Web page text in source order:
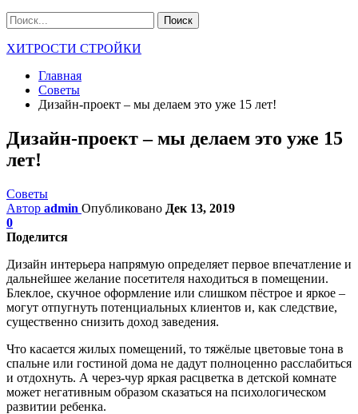
ХИТРОСТИ СТРОЙКИ
Главная
Советы
Дизайн-проект – мы делаем это уже 15 лет!
Дизайн-проект – мы делаем это уже 15
лет!
Советы
Автор admin Опубликовано Дек 13, 2019
0
Поделится
Дизайн интерьера напрямую определяет первое впечатление и
дальнейшее желание посетителя находиться в помещении.
Блеклое, скучное оформление или слишком пёстрое и яркое –
могут отпугнуть потенциальных клиентов и, как следствие,
существенно снизить доход заведения.
Что касается жилых помещений, то тяжёлые цветовые тона в
спальне или гостиной дома не дадут полноценно расслабиться
и отдохнуть. А через-чур яркая расцветка в детской комнате
может негативным образом сказаться на психологическом
развитии ребенка.